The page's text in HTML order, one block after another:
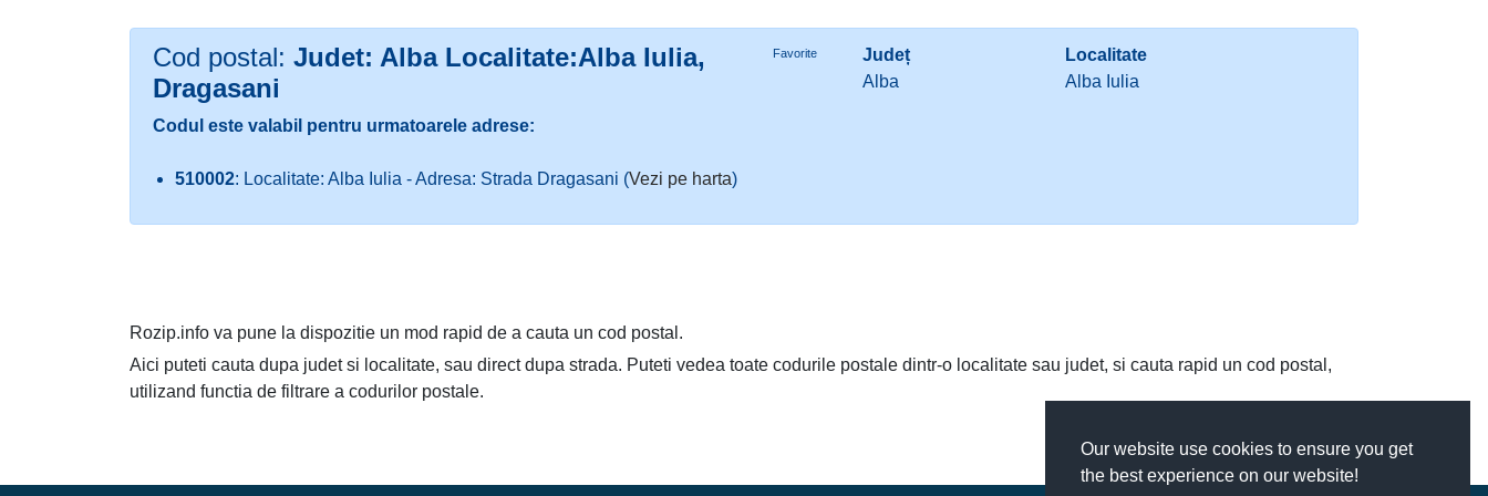
Our website use cookies to ensure you get
the best experience on our website!
Cod postal: Judet: Alba Localitate:Alba Iulia,
Dragasani
Favorite
Județ
Alba
Localitate
Alba Iulia
Codul este valabil pentru urmatoarele adrese:
510002: Localitate: Alba Iulia - Adresa: Strada Dragasani (Vezi pe harta)
Rozip.info va pune la dispozitie un mod rapid de a cauta un cod postal.
Aici puteti cauta dupa judet si localitate, sau direct dupa strada. Puteti vedea toate codurile postale dintr-o localitate sau judet, si cauta rapid un cod postal,
utilizand functia de filtrare a codurilor postale.